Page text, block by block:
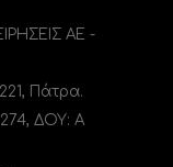
ΑΕ -
Πάτρα.
ΔΟΥ: A